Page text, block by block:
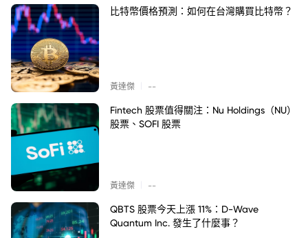
比特幣價格預測：如何在台灣購買比特幣？
黃達傑 --
Fintech 股票值得關注：Nu Holdings（NU）
股票、SOFI 股票
黃達傑 --
QBTS 股票今天上漲 11%：D-Wave
Quantum Inc. 發生了什麼事？